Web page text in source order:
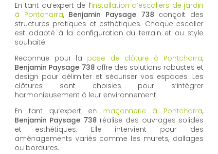
En tant qu’expert de l’installation d’escaliers de jardin
à Pontcharra, Benjamin Paysage 738 conçoit des
structures pratiques et esthétiques. Chaque escalier
est adapté à la configuration du terrain et au style
souhaité.
Reconnue pour la pose de clôture à Pontcharra,
Benjamin Paysage 738 offre des solutions robustes et
design pour délimiter et sécuriser vos espaces. Les
clôtures sont choisies pour s’intégrer
harmonieusement à leur environnement.
En tant qu’expert en maçonnerie à Pontcharra,
Benjamin Paysage 738 réalise des ouvrages solides
et esthétiques. Elle intervient pour des
aménagements variés comme les murets, dallages
ou bordures.